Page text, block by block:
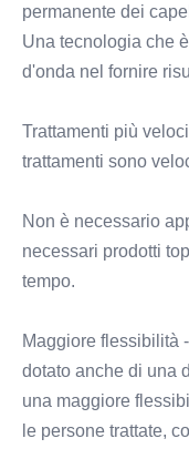
permanente dei
Una tecnologia che
d'onda nel fornire
Trattamenti più
trattamenti sono
Non è necessario
necessari prodotti
tempo.
Maggiore flessibilità
dotato anche di una
una maggiore
le persone trattate,